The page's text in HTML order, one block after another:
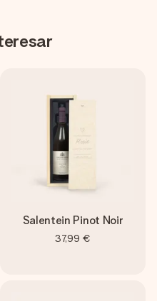
Salentein Pinot Noir
37,99 €